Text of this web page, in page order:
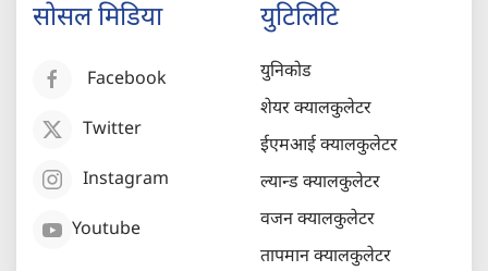
सोसल मिडिया
Facebook
Twitter
Instagram
Youtube
युटिलिटि
युनिकोड
शेयर क्यालकुलेटर
ईएमआई क्यालकुलेटर
ल्यान्ड क्यालकुलेटर
वजन क्यालकुलेटर
तापमान क्यालकुलेटर